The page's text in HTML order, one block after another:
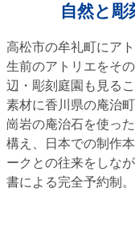
自然と彫
高松市の牟礼町にア
生前のアトリエをそ
辺・彫刻庭園も見る
素材に香川県の庵治
崗岩の庵治石を使っ
構え、日本での制作
ークとの往来をしな
書による完全予約制。